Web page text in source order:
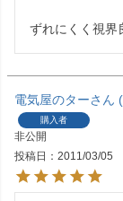
ずれにくく視界
電気屋のター
購入者
非公開
投稿日
2011/03/05